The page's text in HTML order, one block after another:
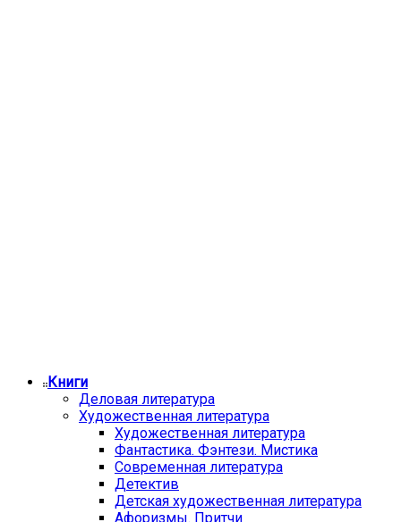
Книги
Деловая литература
Художественная литература
Художественная литература
Фантастика. Фэнтези. Мистика
Современная литература
Детектив
Детская художественная литература
Афоризмы. Притчи